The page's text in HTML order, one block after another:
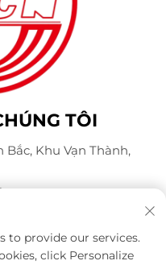
TÔI
Khu Vạn Thành,
to provide our services.
click Personalize